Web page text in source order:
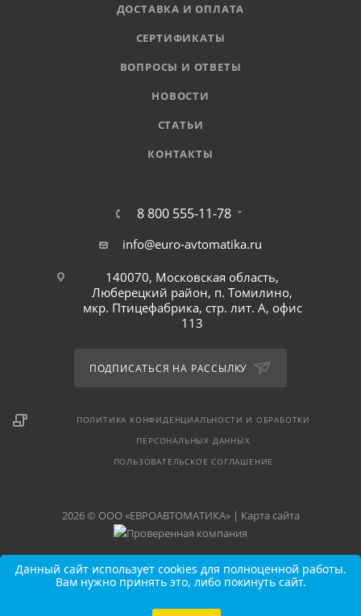
ДОСТАВКА И ОПЛАТА
СЕРТИФИКАТЫ
ВОПРОСЫ И ОТВЕТЫ
НОВОСТИ
СТАТЬИ
КОНТАКТЫ
8 800 555-11-78
info@euro-avtomatika.ru
140070, Московская область,
Люберецкий район, п. Томилино,
мкр. Птицефабрика, стр. лит. А, офис
113
ПОДПИСАТЬСЯ НА РАССЫЛКУ
ПОЛИТИКА КОНФИДЕНЦИАЛЬНОСТИ И ОБРАБОТКИ
ПЕРСОНАЛЬНЫХ ДАННЫХ
ПОЛЬЗОВАТЕЛЬСКОЕ СОГЛАШЕНИЕ
2026 © ООО «ЕВРОАВТОМАТИКА» | Карта сайта
Данный сайт использует cookies для полноценной работы.
Вам нужно принять это, либо покинуть сайт.